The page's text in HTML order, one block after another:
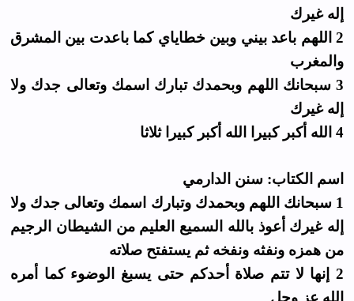
إله غيرك
2 اللهم باعد بيني وبين خطاياي كما باعدت بين المشرق
والمغرب
3 سبحانك اللهم وبحمدك تبارك اسمك وتعالى جدك ولا
إله غيرك
4 الله أكبر كبيرا الله أكبر كبيرا ثلاثا
اسم الكتاب: سنن الدارمي
1 سبحانك اللهم وبحمدك وتبارك اسمك وتعالى جدك ولا
إله غيرك أعوذ بالله السميع العليم من الشيطان الرجيم
من همزه ونفثه ونفخه ثم يستفتح صلاته
2 إنها لا تتم صلاة أحدكم حتى يسبغ الوضوء كما أمره
الله عز وجل